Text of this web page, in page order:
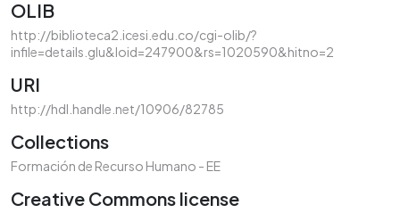
OLIB
http://biblioteca2.icesi.edu.co/cgi-olib/?
infile=details.glu&loid=247900&rs=1020590&hitno=2
URI
http://hdl.handle.net/10906/82785
Collections
Formación de Recurso Humano - EE
Creative Commons license